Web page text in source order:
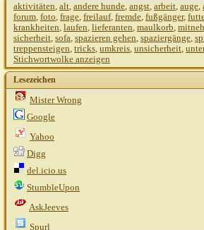
aktivitäten, alt, andere hunde, angst, arbeit, auge,
forum, foto, frage, freilauf, fremde, fußgänger,
krankheiten, laufen, lieferanten, maulkorb,
sicherheit, sofa, spazieren gehen, spaziergänge,
treppensteigen, tricks, umkreis, unsicherheit,
Stichwortwolke anzeigen
Lesezeichen
Mister Wrong
Google
Yahoo
Digg
del.icio.us
StumbleUpon
AskJeeves
Spurl